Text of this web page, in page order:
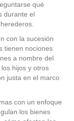
qué
durante el
con la sucesión
tienen nociones
a nombre del
hijos y otros
justa en el marco
con un enfoque
los bienes